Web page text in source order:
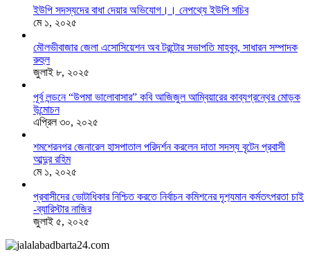
ইউপি সদস্যদের বাধা দেয়ার অভিযোগ।। নেপথ্যে ইউপি সচিব
মে ১, ২০২৫
মৌলভীবাজার জেলা এসোসিয়েশন অব টরন্টোর সভাপতি মাহবুব, সাধারন সম্পাদক
রুহুল
জুলাই ৮, ২০২৫
পূর্ব লন্ডনে “উপমা ভালোবাসার” কবি আজিজুল আম্বিয়ারের কাব্যগ্রন্থের মোড়ক
উন্মোচন
এপ্রিল ৩০, ২০২৫
শমশেরনগর জেনারেল হাসপাতাল পরিদর্শন করলেন দাতা সদস্য বৃটেন প্রবাসী
আব্দুর রহিম
মে ১, ২০২৫
প্রবাসীদের ভোটাধিকার নিশ্চিত করতে নির্বাচন কমিশনের দৃশ‍্যমান কর্মতৎপরতা চাই
-ব্যারিস্টার নাজির
জুলাই ৫, ২০২৫